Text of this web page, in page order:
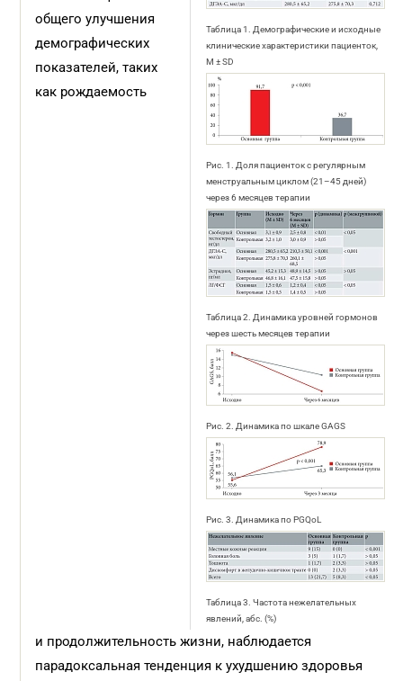
Таблица 1. Демографические и исходные
клинические характеристики пациенток,
M ± SD
Рис. 1. Доля пациенток с регулярным
менструальным циклом (21–45 дней)
через 6 месяцев терапии
Таблица 2. Динамика уровней гормонов
через шесть месяцев терапии
Рис. 2. Динамика по шкале GAGS
Рис. 3. Динамика по PGQoL
Таблица 3. Частота нежелательных
явлений, абс. (%)
общего улучшения
демографических
показателей, таких
как рождаемость
и продолжительность жизни, наблюдается
парадоксальная тенденция к ухудшению здоровья